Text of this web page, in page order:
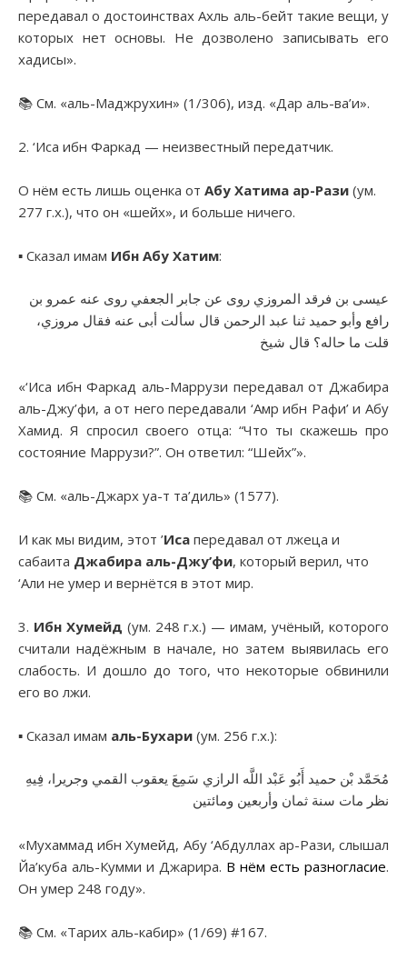
передавал о достоинствах Ахль аль-бейт такие вещи, у
которых нет основы. Не дозволено записывать его
хадисы».
📚 См. «аль-Маджрухин» (1/306), изд. «Дар аль-ва’и».
2. ‘Иса ибн Фаркад — неизвестный передатчик.
О нём есть лишь оценка от Абу Хатима ар-Рази (ум.
277 г.х.), что он «шейх», и больше ничего.
▪︎ Сказал имам Ибн Абу Хатим:
رافع وأبو حميد ثنا عبد الرحمن قال سألت أبى عنه فقال مروزي،
قلت ما حاله؟ قال شيخ
«‘Иса ибн Фаркад аль-Маррузи передавал от Джабира
аль-Джу’фи, а от него передавали ‘Амр ибн Рафи’ и Абу
Хамид. Я спросил своего отца: “Что ты скажешь про
состояние Маррузи?”. Он ответил: “Шейх”».
📚 См. «аль-Джарх уа-т та’диль» (1577).
И как мы видим, этот ’Иса передавал от лжеца и
сабаита Джабира аль-Джу’фи, который верил, что
‘Али не умер и вернётся в этот мир.
3. Ибн Хумейд (ум. 248 г.х.) — имам, учёный, которого
считали надёжным в начале, но затем выявилась его
слабость. И дошло до того, что некоторые обвинили
его во лжи.
▪︎ Сказал имам аль-Бухари (ум. 256 г.х.):
مُحَمَّد بْن حميد أَبُو عَبْد اللَّه الرازي سَمِعَ يعقوب القمي وجريرا، فِيهِ
نظر مات سنة ثمان وأربعين ومائتين
«Мухаммад ибн Хумейд, Абу ‘Абдуллах ар-Рази, слышал
Йа’куба аль-Кумми и Джарира. В нём есть разногласие.
Он умер 248 году».
📚 См. «Тарих аль-кабир» (1/69) #167.